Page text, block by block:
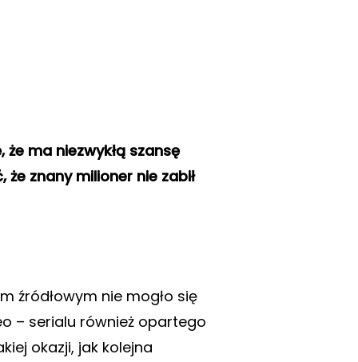
ma niezwykłą szansę
znany milioner nie zabił
źródłowym nie mogło się
– serialu również opartego
okazji, jak kolejna